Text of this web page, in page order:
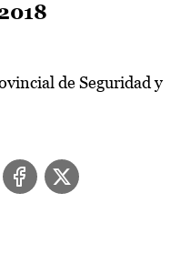
de Seguridad y